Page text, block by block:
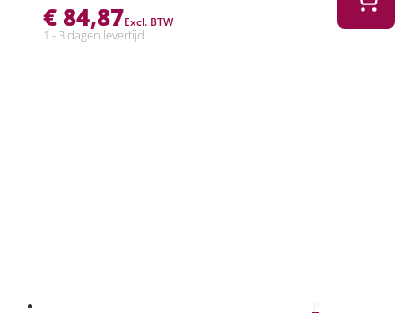
€84,87Excl. BTW
1 - 3 dagen levertijd